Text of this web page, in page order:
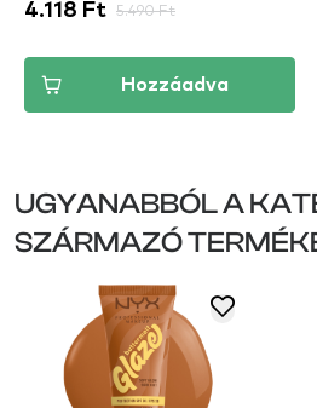
4.118 Ft 5.490 Ft
Hozzáadva
UGYANABBÓL A
SZÁRMAZÓ